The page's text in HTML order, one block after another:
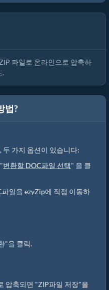
법 (간단한 가이드)
파일로 온라인으로 압축하
.
법?
두 가지 옵션이 있습니다:
변환할 DOC파일 선택" 을 클
일을 ezyZip에 직접 이동하
"을 클릭.
압축되면 "ZIP파일 저장"을